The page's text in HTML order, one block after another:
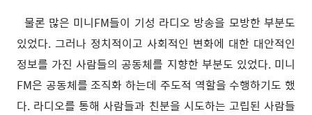
물론 많은 미니FM들이 기성 라디오 방송을 모방한 부분도
있었다. 그러나 정치적이고 사회적인 변화에 대한 대안적인
정보를 가진 사람들의 공동체를 지향한 부분도 있었다. 미니
FM은 공동체를 조직화 하는데 주도적 역할을 수행하기도 했
다. 라디오를 통해 사람들과 친분을 시도하는 고립된 사람들